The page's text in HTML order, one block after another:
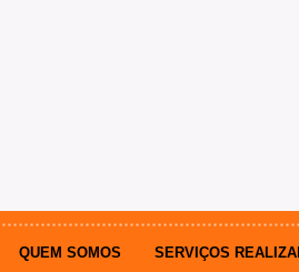
QUEM SOMOS SERVIÇOS